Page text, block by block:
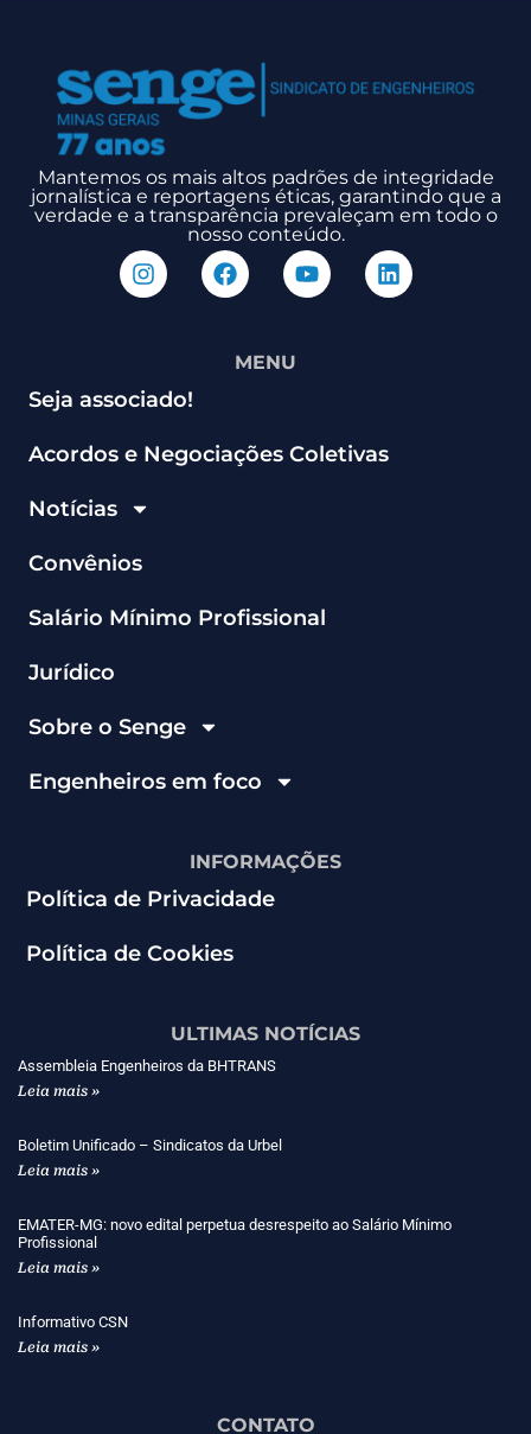
Mantemos os mais altos padrões de integridade
jornalística e reportagens éticas, garantindo que a
verdade e a transparência prevaleçam em todo o
nosso conteúdo.
MENU
Seja associado!
Acordos e Negociações Coletivas
Notícias
Convênios
Salário Mínimo Profissional
Jurídico
Sobre o Senge
Engenheiros em foco
INFORMAÇÕES
Política de Privacidade
Política de Cookies
ULTIMAS NOTÍCIAS
Assembleia Engenheiros da BHTRANS
Leia mais »
Boletim Unificado – Sindicatos da Urbel
Leia mais »
EMATER-MG: novo edital perpetua desrespeito ao Salário Mínimo
Profissional
Leia mais »
Informativo CSN
Leia mais »
CONTATO